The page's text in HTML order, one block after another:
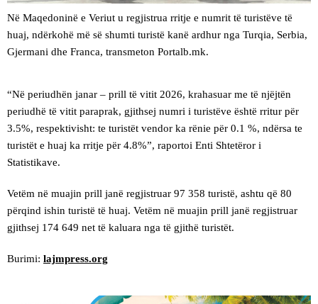
Në Maqedoninë e Veriut u regjistrua rritje e numrit të turistëve të
huaj, ndërkohë më së shumti turistë kanë ardhur nga Turqia, Serbia,
Gjermani dhe Franca, transmeton Portalb.mk.
“Në periudhën janar – prill të vitit 2026, krahasuar me të njëjtën
periudhë të vitit paraprak, gjithsej numri i turistëve është rritur për
3.5%, respektivisht: te turistët vendor ka rënie për 0.1 %, ndërsa te
turistët e huaj ka rritje për 4.8%”, raportoi Enti Shtetëror i
Statistikave.
Vetëm në muajin prill janë regjistruar 97 358 turistë, ashtu që 80
përqind ishin turistë të huaj. Vetëm në muajin prill janë regjistruar
gjithsej 174 649 net të kaluara nga të gjithë turistët.
Burimi: lajmpress.org